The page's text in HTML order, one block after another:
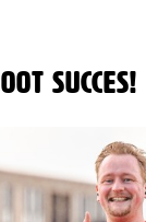
succes!